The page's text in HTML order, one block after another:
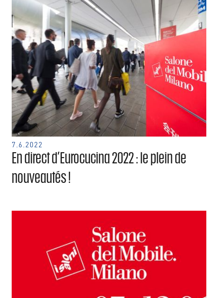
7.6.2022
En direct d’Eurocucina 2022 : le plein de
nouveautés !